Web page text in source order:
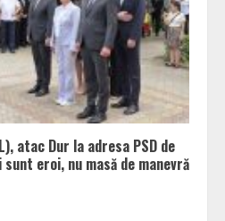
atac Dur la adresa PSD de
eroi, nu masă de manevră